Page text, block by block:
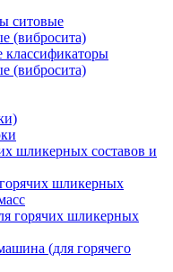
ситовые
(вибросита)
классификаторы
(вибросита)
шликерных составов и
шликерных
горячих шликерных
(для горячего